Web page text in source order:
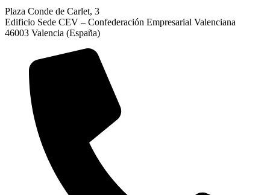
Plaza Conde de Carlet, 3
Edificio Sede CEV – Confederación Empresarial Valenciana
46003 Valencia (España)